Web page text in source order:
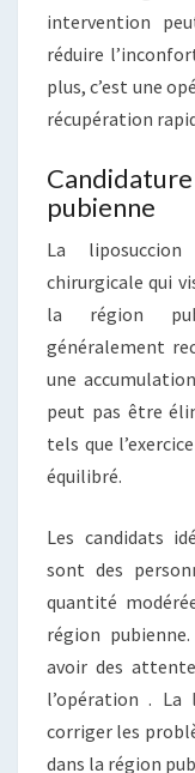
intervention
réduire
plus, c’est une
récupération
pubienne
La
chirurgicale qui
la région
généralement
une
peut pas être
tels que
équilibré.
Les candidats
sont des
quantité
région
avoir des
l’opération . La
corriger les
dans la région